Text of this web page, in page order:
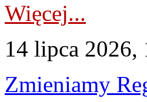
Więcej...
14 lipca 2026,
Zmieniamy